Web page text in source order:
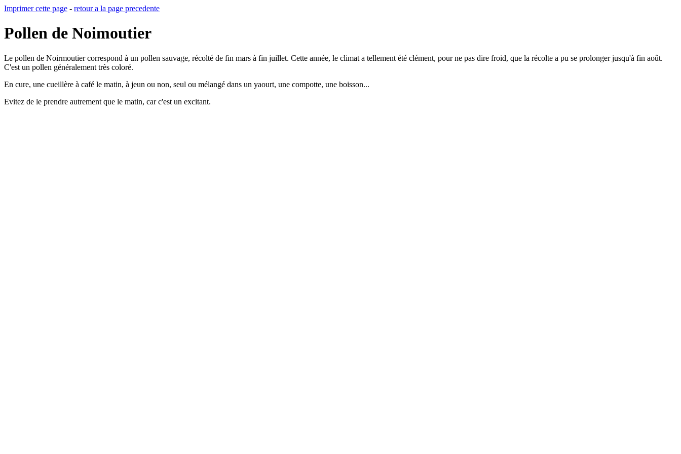
Imprimer cette page - retour a la page precedente
Pollen de Noimoutier
Le pollen de Noirmoutier correspond à un pollen sauvage, récolté de fin mars à fin juillet. Cette année, le climat a tellement été clément, pour ne pas dire froid, que la récolte a pu se prolonger jusqu'à fin août.
C'est un pollen généralement très coloré.
En cure, une cueillère à café le matin, à jeun ou non, seul ou mélangé dans un yaourt, une compotte, une boisson...
Evitez de le prendre autrement que le matin, car c'est un excitant.